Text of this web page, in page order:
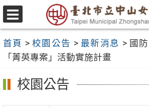
跳
至
要
容
區
選
單
首頁 > 校園公告 > 最新消息 > 國
「菁英專案」活動實施計畫
校園公告